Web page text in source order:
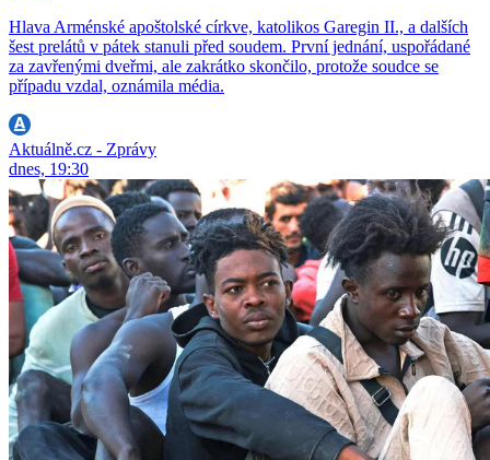
Hlava Arménské apoštolské církve, katolikos Garegin II., a dalších
šest prelátů v pátek stanuli před soudem. První jednání, uspořádané
za zavřenými dveřmi, ale zakrátko skončilo, protože soudce se
případu vzdal, oznámila média.
Aktuálně.cz - Zprávy
dnes, 19:30